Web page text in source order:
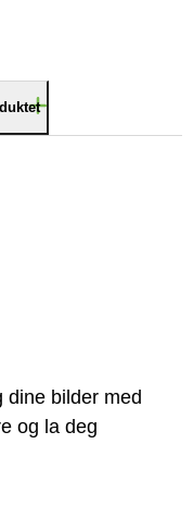
bilder med
og la deg